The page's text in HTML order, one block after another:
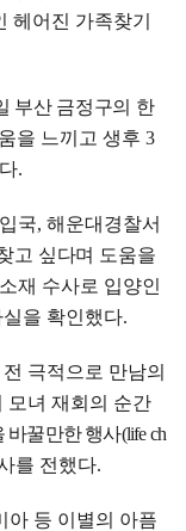
헤어진 가족찾기
부산 금정구의 한
을 느끼고 생후3
.
국, 해운대경찰서
고 싶다며 도움을
재 수사로 입양인
을 확인했다.
극적으로 만남의
모녀 재회의 순간
바꿀만한 행사(life ch
를 전했다.
아 등 이별의 아픔